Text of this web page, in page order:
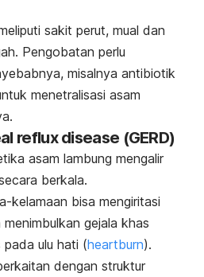
sakit perut, mual dan
Pengobatan perlu
misalnya antibiotik
menetralisasi asam
reflux disease (GERD)
asam lambung mengalir
berkala.
kelamaan bisa mengiritasi
gejala khas
pada ulu hati (heartburn).
dengan struktur